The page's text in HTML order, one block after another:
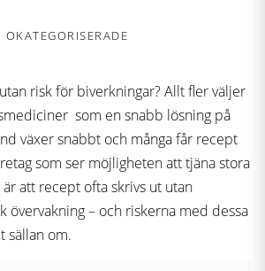
OKATEGORISERADE
risk för biverkningar? Allt fler väljer
som en snabb lösning på
växer snabbt och många får recept
som ser möjligheten att tjäna stora
att recept ofta skrivs ut utan
övervakning – och riskerna med dessa
sällan om.